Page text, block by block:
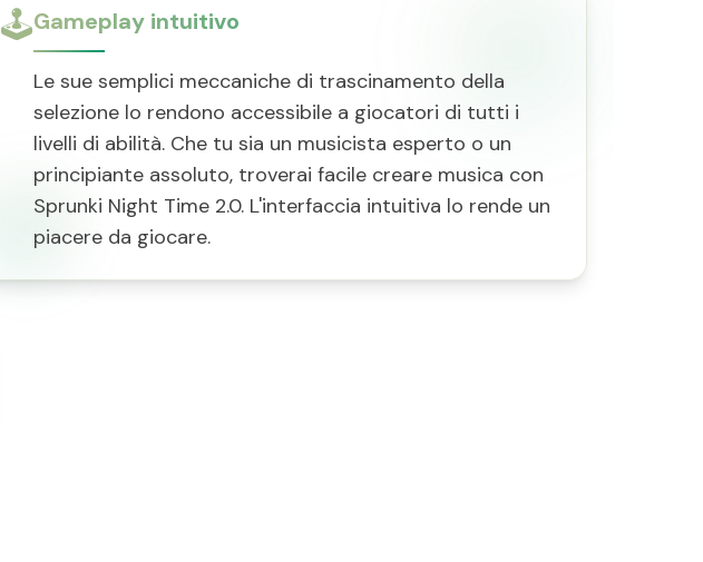
🕹️Gameplay intuitivo
Le sue semplici meccaniche di trascinamento della
selezione lo rendono accessibile a giocatori di tutti i
livelli di abilità. Che tu sia un musicista esperto o un
principiante assoluto, troverai facile creare musica con
Sprunki Night Time 2.0. L'interfaccia intuitiva lo rende un
piacere da giocare.